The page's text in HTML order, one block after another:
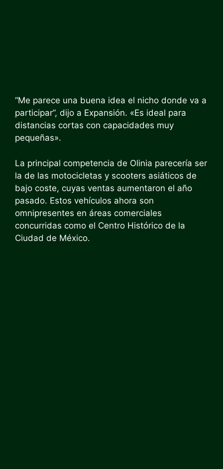
“Me parece una buena idea el nicho donde va a
participar”, dijo a Expansión. «Es ideal para
distancias cortas con capacidades muy
pequeñas».
La principal competencia de Olinia parecería ser
la de las motocicletas y scooters asiáticos de
bajo coste, cuyas ventas aumentaron el año
pasado. Estos vehículos ahora son
omnipresentes en áreas comerciales
concurridas como el Centro Histórico de la
Ciudad de México.